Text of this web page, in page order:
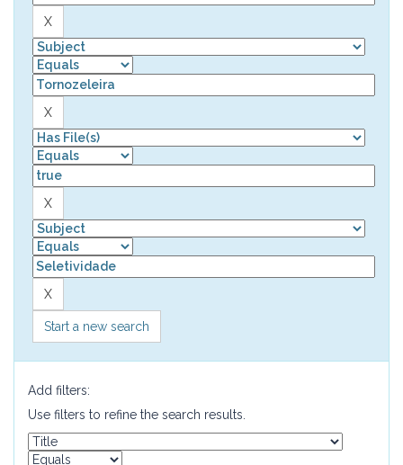
Start a new search
Add filters:
Use filters to refine the search results.